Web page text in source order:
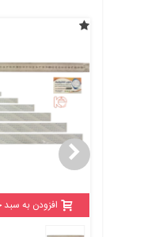
افزودن به سبد